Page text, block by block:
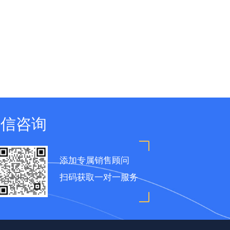
咨询
添加专属销售顾问
扫码获取一对一服务